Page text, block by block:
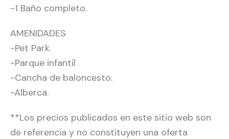
-1 Baño completo.
AMENIDADES
-Pet Park.
-Parque infantil
-Cancha de baloncesto.
-Alberca.
**Los precios publicados en este sitio web son
de referencia y no constituyen una oferta